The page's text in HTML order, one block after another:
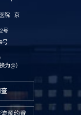
院 京
号
号
为@）
预约登